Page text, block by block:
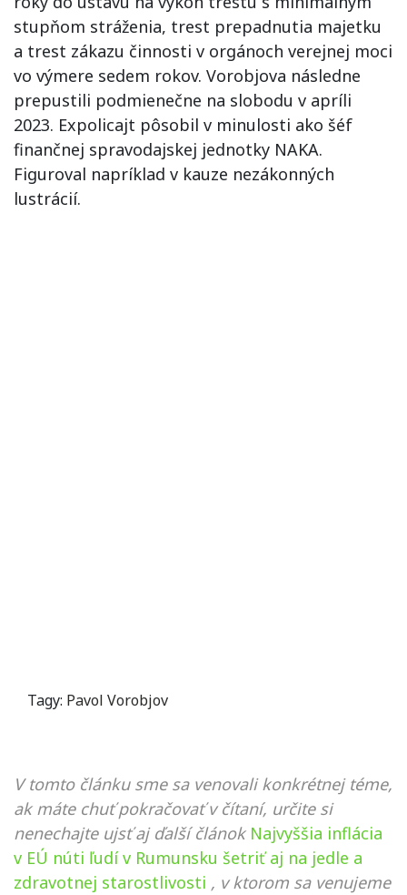
stupňom stráženia, trest prepadnutia majetku
a trest zákazu činnosti v orgánoch verejnej moci
vo výmere sedem rokov. Vorobjova následne
prepustili podmienečne na slobodu v apríli
2023. Expolicajt pôsobil v minulosti ako šéf
finančnej spravodajskej jednotky NAKA.
Figuroval napríklad v kauze nezákonných
lustrácií.
Tagy: Pavol Vorobjov
V tomto článku sme sa venovali konkrétnej téme,
ak máte chuť pokračovať v čítaní, určite si
nenechajte ujsť aj ďalší článok Najvyššia inflácia
v EÚ núti ľudí v Rumunsku šetriť aj na jedle a
zdravotnej starostlivosti , v ktorom sa venujeme